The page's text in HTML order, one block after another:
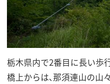
栃木県内で2番目に長い歩
橋上からは､那須連山の山